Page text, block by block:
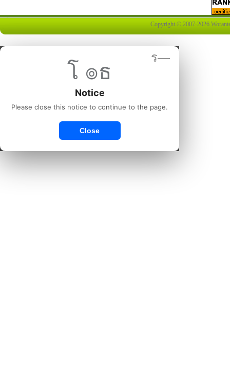
Copyright © 2007-2026
โ ๏ธ
Notice
Please close this notice to continue to the page.
Close
ร—